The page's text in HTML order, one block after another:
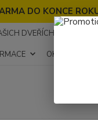
DO KONCE
DVEŘÍCH
OKNA NA